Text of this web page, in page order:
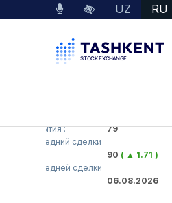
UZ RU
закрытия :
79
последний сделки
( ▲ 1.71 )
последней сделки
06.08.2026